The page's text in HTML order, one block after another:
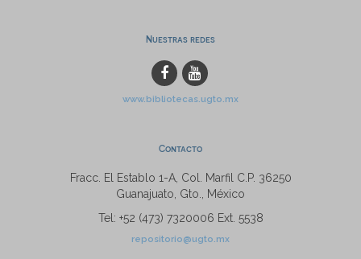
Nuestras redes
www.bibliotecas.ugto.mx
Contacto
Fracc. El Establo 1-A, Col. Marfil C.P. 36250
Guanajuato, Gto., México
Tel: +52 (473) 7320006 Ext. 5538
repositorio@ugto.mx